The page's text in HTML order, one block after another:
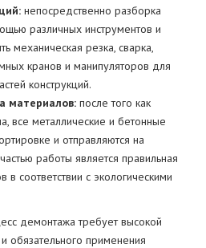
непосредственно разборка
различных инструментов и
механическая резка, сварка,
кранов и манипуляторов для
конструкций.
материалов: после того как
все металлические и бетонные
и отправляются на
работы является правильная
в соответствии с экологическими
демонтажа требует высокой
обязательного применения